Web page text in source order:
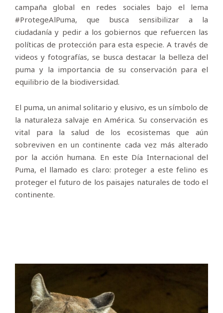
campaña global en redes sociales bajo el lema
#ProtegeAlPuma, que busca sensibilizar a la
ciudadanía y pedir a los gobiernos que refuercen las
políticas de protección para esta especie. A través de
videos y fotografías, se busca destacar la belleza del
puma y la importancia de su conservación para el
equilibrio de la biodiversidad.
El puma, un animal solitario y elusivo, es un símbolo de
la naturaleza salvaje en América. Su conservación es
vital para la salud de los ecosistemas que aún
sobreviven en un continente cada vez más alterado
por la acción humana. En este Día Internacional del
Puma, el llamado es claro: proteger a este felino es
proteger el futuro de los paisajes naturales de todo el
continente.